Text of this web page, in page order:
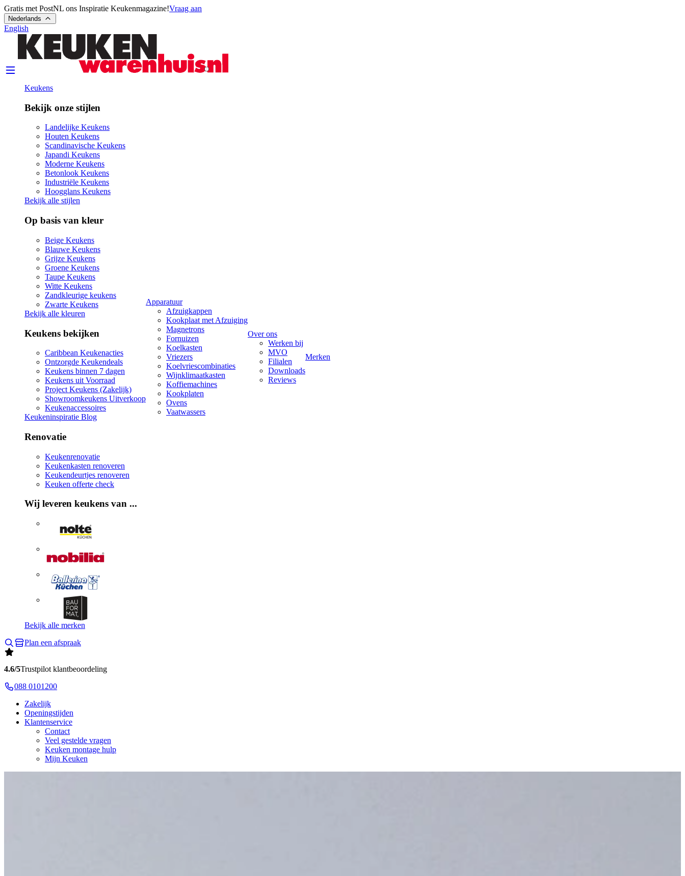
Gratis met PostNL ons Inspiratie Keukenmagazine!Vraag aan
Nederlands
English
Keukens
Bekijk onze stijlen
Landelijke Keukens
Houten Keukens
Scandinavische Keukens
Japandi Keukens
Moderne Keukens
Betonlook Keukens
Industriële Keukens
Hoogglans Keukens
Bekijk alle stijlen
Op basis van kleur
Beige Keukens
Blauwe Keukens
Grijze Keukens
Groene Keukens
Taupe Keukens
Witte Keukens
Zandkleurige keukens
Zwarte Keukens
Bekijk alle kleuren
Keukens bekijken
Caribbean Keukenacties
Ontzorgde Keukendeals
Keukens binnen 7 dagen
Keukens uit Voorraad
Project Keukens (Zakelijk)
Showroomkeukens Uitverkoop
Keukenaccessoires
Keukeninspiratie Blog
Renovatie
Keukenrenovatie
Keukenkasten renoveren
Keukendeurtjes renoveren
Keuken offerte check
Wij leveren keukens van ...
Bekijk alle merken
Apparatuur
Afzuigkappen
Kookplaat met Afzuiging
Magnetrons
Fornuizen
Koelkasten
Vriezers
Koelvriescombinaties
Wijnklimaatkasten
Koffiemachines
Kookplaten
Ovens
Vaatwassers
Over ons
Werken bij
MVO
Filialen
Downloads
Reviews
Merken
Plan een afspraak
4.6/5Trustpilot klantbeoordeling
088 0101200
Zakelijk
Openingstijden
Klantenservice
Contact
Veel gestelde vragen
Keuken montage hulp
Mijn Keuken